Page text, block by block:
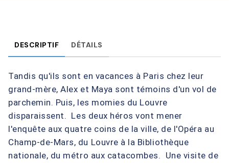
DESCRIPTIF DÉTAILS
Tandis qu'ils sont en vacances à Paris chez leur
grand-mère, Alex et Maya sont témoins d'un vol de
parchemin. Puis, les momies du Louvre
disparaissent. Les deux héros vont mener
l'enquête aux quatre coins de la ville, de l'Opéra au
Champ-de-Mars, du Louvre à la Bibliothèque
nationale, du métro aux catacombes. Une visite de